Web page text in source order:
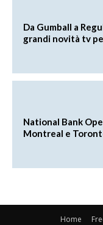
Da Gumball a
grandi novità tv
National Bank
Montreal e
Home